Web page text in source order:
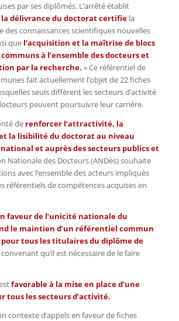
par ses diplômés. L’arrêté établit
la délivrance du doctorat certifiela
des connaissances scientifiques nouvelles
quel’acquisition et la maîtrise de blocs
à l’ensemble des docteurs et
par la recherche. » Ce référentiel de
fait actuellement l’objet de 22 fiches
seuls diffèrent les secteurs d’activité
peuvent poursuivre leur carrière.
derenforcer l’attractivité, la
la lisibilité du doctorat au niveau
et auprès des secteurs publics et
Nationale des Docteurs (ANDès) souhaite
avec l’ensemble des acteurs impliqués
référentiels de compétences acquises en
faveur de l’unicité nationale du
le maintien d’un référentiel commun
tous les titulaires du diplôme de
qu’il est nécessaire de le faire
favorable à la mise en place d’une
tous les secteurs d’activité.
contexte d’appels en faveur de fiches